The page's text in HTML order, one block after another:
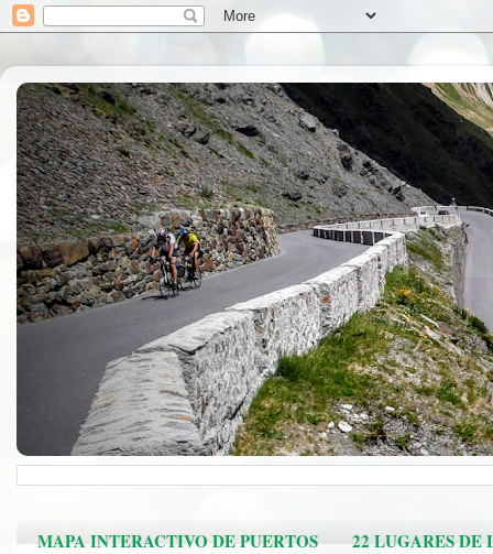
MAPA INTERACTIVO DE PUERTOS
22 LUGARES DE